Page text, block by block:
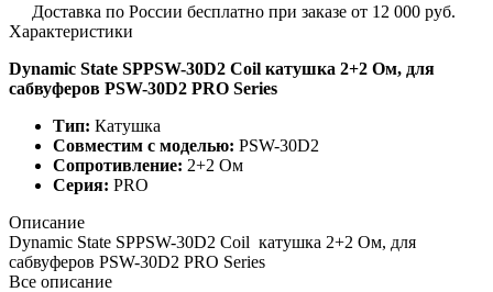
Доставка по России бесплатно при заказе от 12 000 руб.
Характеристики
Dynamic State SPPSW-30D2 Coil катушка 2+2 Ом, для
сабвуферов PSW-30D2 PRO Series
Тип: Катушка
Совместим с моделью: PSW-30D2
Сопротивление: 2+2 Ом
Серия: PRO
Описание
Dynamic State SPPSW-30D2 Coil катушка 2+2 Ом, для
сабвуферов PSW-30D2 PRO Series
Все описание